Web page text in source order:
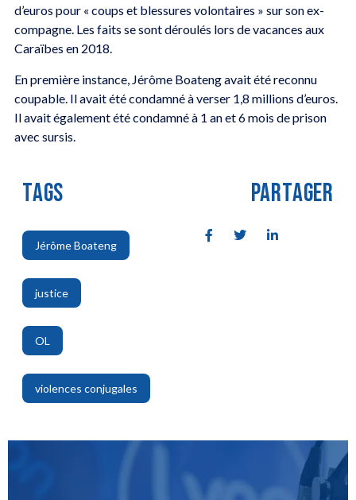
d’euros pour « coups et blessures volontaires » sur son ex-
compagne. Les faits se sont déroulés lors de vacances aux
Caraïbes en 2018.
En première instance, Jérôme Boateng avait été reconnu
coupable. Il avait été condamné à verser 1,8 millions d’euros.
Il avait également été condamné à 1 an et 6 mois de prison
avec sursis.
TAGS
Jérôme Boateng
,
justice
,
OL
,
violences conjugales
PARTAGER